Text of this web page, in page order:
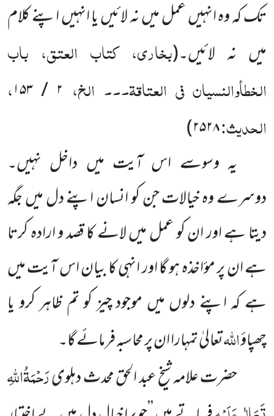
تک کہ وہ انہیں عمل میں نہ لائیں یا انہیں اپنے کلام
میں نہ لائیں۔(بخاری، کتاب العتق، باب
الخطأوالنسیان فی العتاقۃ۔۔۔ الخ، ۲ / ۱۵۳
،
الحدیث:۲۵۲۸)
یہ وسوسے اس آیت میں داخل نہیں۔
دوسرے وہ خیالات جن کو انسان اپنے دل میں جگہ
دیتا ہے اور ان کو عمل میں لانے کا قصد و ارادہ کرتا
ہے ان پر مؤاخذہ ہو گا اور انہی کا بیان اس آیت میں
ہے کہ اپنے دلوں میں موجود چیز کو تم ظاہر کرو یا
چھپاؤاللہتعالیٰ تمہارا ان پر محاسبہ فرمائے گا۔
حضرت علامہ شیخ عبد الحق محدث دہلویرَحْمَۃُاللہِ